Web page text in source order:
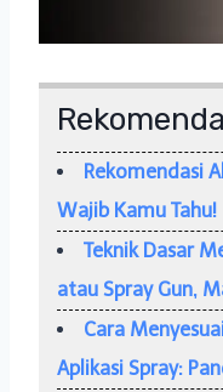
Rekomendasi
Wajib Kamu Tahu!
Teknik Dasar
atau Spray Gun,
Cara
Aplikasi Spray: